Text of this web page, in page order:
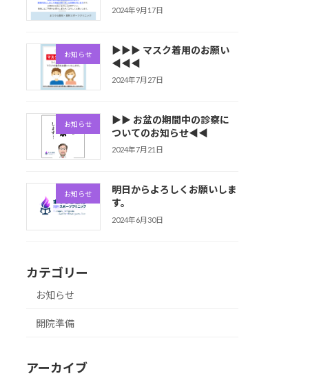
2024年9月17日
お知らせ
▶▶▶ マスク着用のお願い
◀◀◀
2024年7月27日
お知らせ
▶▶ お盆の期間中の診察に
ついてのお知らせ◀◀
2024年7月21日
お知らせ
明日からよろしくお願いしま
す。
2024年6月30日
カテゴリー
お知らせ
開院準備
アーカイブ